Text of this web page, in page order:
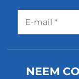
NEEM